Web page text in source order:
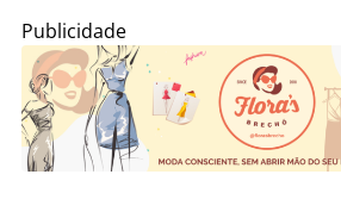
Publicidade